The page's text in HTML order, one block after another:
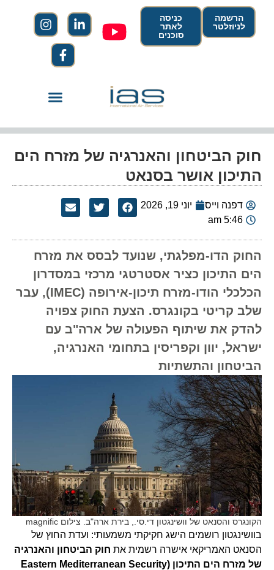
הרשמה
לניוזלטר
כניסה
לאתר
סוכנים
חוק הביטחון והאנרגיה של מזרח הים
התיכון אושר בסנאט
דפנה וייס
יוני 19, 2026
5:46 am
החוק הדו-מפלגתי, שנועד לבסס את מזרח
הים התיכון כציר אסטרטגי מרכזי במסדרון
הכלכלי הודו-מזרח תיכון-אירופה (IMEC), עבר
שלב קריטי בקונגרס. הצעת החוק צפויה
להדק את שיתוף הפעולה של ארה"ב עם
ישראל, יוון וקפריסין בתחומי האנרגיה,
הביטחון והתשתיות
הקונגרס והסנאט של וושינגטון די.סי., בירת ארה"ב. צילום magnific
בוושינגטון רושמים הישג חקיקתי משמעותי: ועדת החוץ של
הסנאט האמריקאי אישרה רשמית את חוק הביטחון והאנרגיה
של מזרח הים התיכון (Eastern Mediterranean Security